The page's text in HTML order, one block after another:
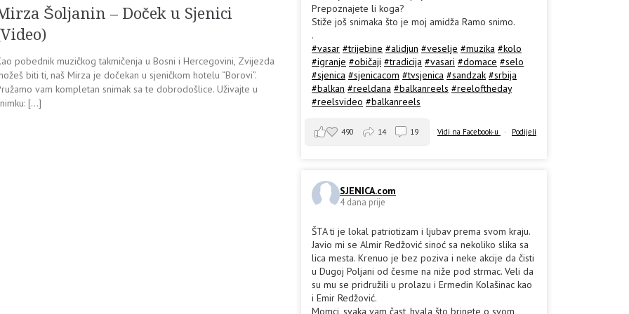
Šoljanin – Doček u Sjenici
pobednik muzičkog takmičenja u Bosni i Hercegovini, Zvijezda
biti ti, naš Mirza je dočekan u sjeničkom hotelu “Borovi”.
vam kompletan snimak sa te dobrodošlice. Uživajte u
[…]
Prepoznajete li koga?
Stiže još snimaka što je moj amidža Ramo snimo.
.
#vasar #trijebine #alidjun #veselje #muzika #kolo
#igranje #običaji #tradicija #vasari #domace #selo
#sjenica #sjenicacom #tvsjenica #sandzak #srbija
#balkan #reeldana #balkanreels #reeloftheday
#reelsvideo #balkanreels
Vidi na Facebook-u · Podijeli
490 14 19
SJENICA.com
4 dana prije
ŠTA ti je lokal patriotizam i ljubav prema svom kraju.
Javio mi se Almir Redžović sinoć sa nekoliko slika sa
lica mesta. Krenuo je bez poziva i neke akcije da čisti
u Dugoj Poljani od česme na niže pod strmac. Veli da
su mu se pridružili u prolazu i Ermedin Kolašinac kao
i Emir Redžović.
Momci, svaka vam čast, hvala što brinete o svom